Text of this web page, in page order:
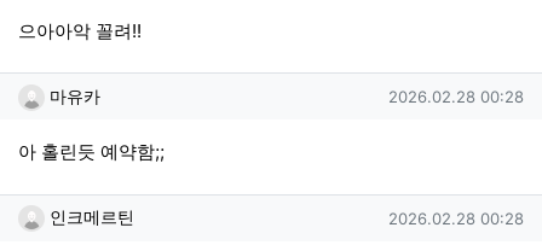
으아아악 꼴려!!
마유카님의 댓글
마유카 작성일
2026.02.28 00:28
아 홀린듯 예약함;;
인크메르틴님의 댓글
인크메르틴 작성일
2026.02.28 00:28